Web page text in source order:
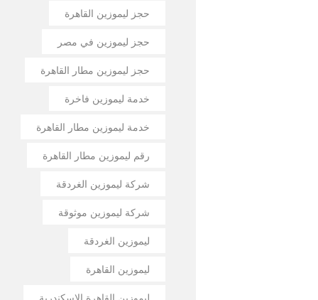
حجز ليموزين القاهرة
حجز ليموزين في مصر
حجز ليموزين مطار القاهرة
خدمة ليموزين فاخرة
خدمة ليموزين مطار القاهرة
رقم ليموزين مطار القاهرة
شركة ليموزين الغردقة
شركة ليموزين موثوقة
ليموزين الغردقة
ليموزين القاهرة
ليموزين القاهرة الإسكندرية